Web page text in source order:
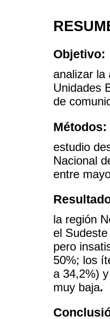
Objetivo:
analizar la
Unidades
de
Métodos:
estudio
Nacional
entre
la región
el
pero
50%; los
a 34,2%)
muy baja.